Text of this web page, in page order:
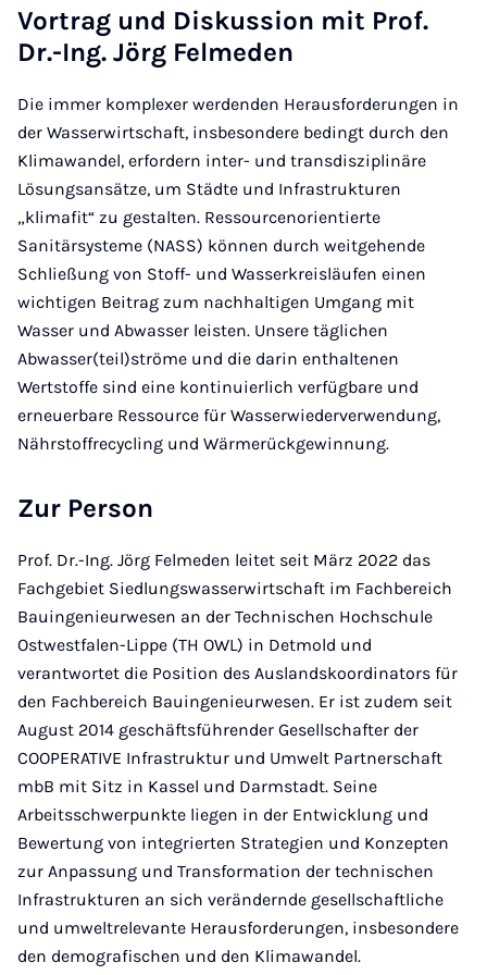
Mail
Vortrag und Diskussion mit Prof.
Dr.-Ing. Jörg Felmeden
Die immer komplexer werdenden Herausforderungen in
der Wasserwirtschaft, insbesondere bedingt durch den
Klimawandel, erfordern inter- und transdisziplinäre
Lösungsansätze, um Städte und Infrastrukturen
„klimafit“ zu gestalten. Ressourcenorientierte
Sanitärsysteme (NASS) können durch weitgehende
Schließung von Stoff- und Wasserkreisläufen einen
wichtigen Beitrag zum nachhaltigen Umgang mit
Wasser und Abwasser leisten. Unsere täglichen
Abwasser(teil)ströme und die darin enthaltenen
Wertstoffe sind eine kontinuierlich verfügbare und
erneuerbare Ressource für Wasserwiederverwendung,
Nährstoffrecycling und Wärmerückgewinnung.
Zur Person
Prof. Dr.-Ing. Jörg Felmeden leitet seit März 2022 das
Fachgebiet Siedlungswasserwirtschaft im Fachbereich
Bauingenieurwesen an der Technischen Hochschule
Ostwestfalen-Lippe (TH OWL) in Detmold und
verantwortet die Position des Auslandskoordinators für
den Fachbereich Bauingenieurwesen. Er ist zudem seit
August 2014 geschäftsführender Gesellschafter der
COOPERATIVE Infrastruktur und Umwelt Partnerschaft
mbB mit Sitz in Kassel und Darmstadt. Seine
Arbeitsschwerpunkte liegen in der Entwicklung und
Bewertung von integrierten Strategien und Konzepten
zur Anpassung und Transformation der technischen
Infrastrukturen an sich verändernde gesellschaftliche
und umweltrelevante Herausforderungen, insbesondere
den demografischen und den Klimawandel.